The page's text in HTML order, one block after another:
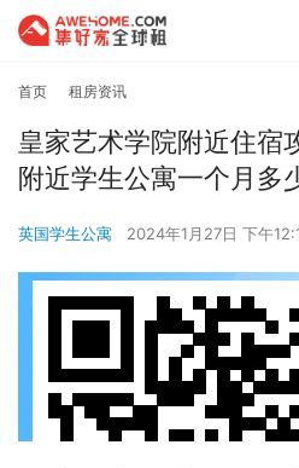
首页 租房资讯
皇家艺术学院附近住宿
附近学生公寓一个月多
英国学生公寓 2024年1月27日 下午